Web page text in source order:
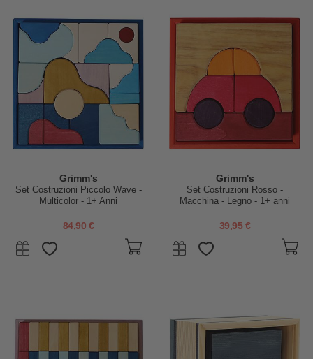
Grimm's
Set Costruzioni Piccolo Wave -
Multicolor - 1+ Anni
84,90 €
Grimm's
Set Costruzioni Rosso -
Macchina - Legno - 1+ anni
39,95 €